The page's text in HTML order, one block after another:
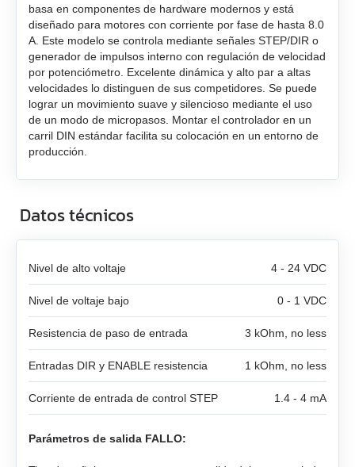
SMD‑4.2 caja abierta
SMD‑4.2 PCB abierta
SMD‑8.0DIN ver.3
SMD‑8.0 caja abierta
SMD‑8.0 PCB abierta
SMD‑4.2HV
Todos los modelos
SMSD‑1.5Modbus ver.3
SMSD‑4.2Modbus
SMSD‑8.0Modbus
Motores paso a paso con controladores
Todos los modelos
Motores BLDC
basa en componentes de hardware modernos y está
diseñado para motores con corriente por fase de hasta 8.0
A. Este modelo se controla mediante señales STEP/DIR o
generador de impulsos interno con regulación de velocidad
por potenciómetro. Excelente dinámica y alto par a altas
velocidades lo distinguen de sus competidores. Se puede
lograr un movimiento suave y silencioso mediante el uso
de un modo de micropasos. Montar el controlador en un
carril DIN estándar facilita su colocación en un entorno de
producción.
Datos técnicos
Nivel de alto voltaje 4 - 24 VDC
Nivel de voltaje bajo 0 - 1 VDC
Resistencia de paso de entrada 3 kOhm, no less
Entradas DIR y ENABLE resistencia 1 kOhm, no less
Corriente de entrada de control STEP 1.4 - 4 mA
Parámetros de salida FALLO: